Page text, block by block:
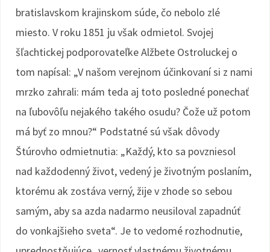
bratislavskom krajinskom súde, čo nebolo zlé
miesto. V roku 1851 ju však odmietol. Svojej
šľachtickej podporovateľke Alžbete Ostroluckej o
tom napísal: „V našom verejnom účinkovaní si z nami
mrzko zahrali: mám teda aj toto posledné ponechať
na ľubovôľu nejakého takého osudu? Čože už potom
má byť zo mnou?“ Podstatné sú však dôvody
Štúrovho odmietnutia: „Každý, kto sa povzniesol
nad každodenný život, vedený je životným poslaním,
ktorému ak zostáva verný, žije v zhode so sebou
samým, aby sa azda nadarmo neusiloval zapadnúť
do vonkajšieho sveta“. Je to vedomé rozhodnutie,